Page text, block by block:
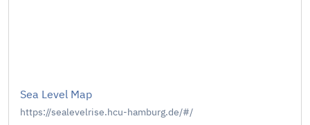
Sea Level Map
https://sealevelrise.hcu-hamburg.de/#/